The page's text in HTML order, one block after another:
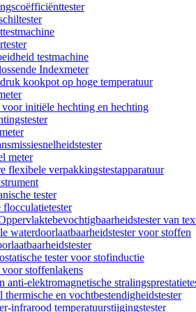
testmachine
Indexmeter
kookpot op hoge temperatuur
voor initiële hechting en hechting
meter
flexibele verpakkingstestapparatuur
tester
flocculatietester
van
waterdoorlaatbaarheidstester voor stoffen
tester voor stofinductie
voor stoffenlakens
anti-elektromagnetische
thermische en vochtbestendigheidstester
infrarood temperatuurstijgingstester